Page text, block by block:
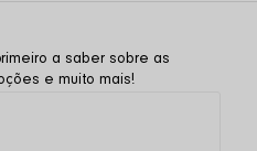
a saber sobre as
e muito mais!